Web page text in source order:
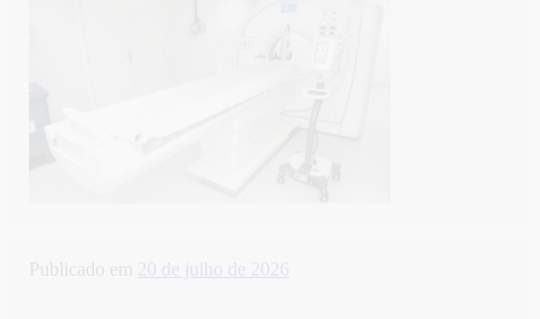
Publicado em 20 de julho de 2026